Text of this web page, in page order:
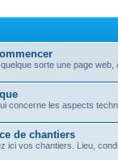
sorte une page
concerne les aspects
de chantiers
ici vos chantiers. Lieu,